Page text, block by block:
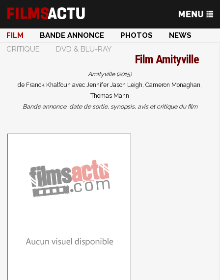
FILM BANDE ANNONCE PHOTOS
NEWS
CRITIQUE
DVD & BLU-RAY
FilmAmityville
Amityville (2015)
de Franck Khalfoun avec Jennifer Jason Leigh, Cameron Monaghan,
Thomas Mann
Bande annonce, date de sortie, synopsis, avis et critique du film